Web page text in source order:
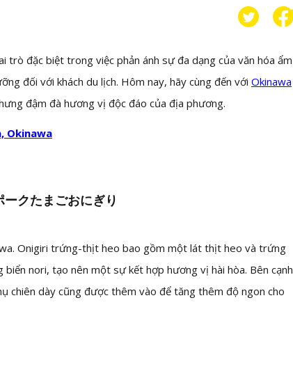
trò đặc biệt trong việc phản ánh sự đa dạng của văn hóa ẩm
đối với khách du lịch. Hôm nay, hãy cùng đến với Okinawa
đậm đà hương vị độc đáo của địa phương.
Okinawa
たまごおにぎり
Onigiri trứng-thịt heo bao gồm một lát thịt heo và trứng
nori, tạo nên một sự kết hợp hương vị hài hòa. Bên cạnh
chiên dày cũng được thêm vào để tăng thêm độ ngon cho